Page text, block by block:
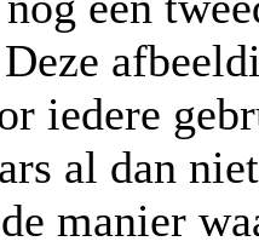
iedere
al dan
manier